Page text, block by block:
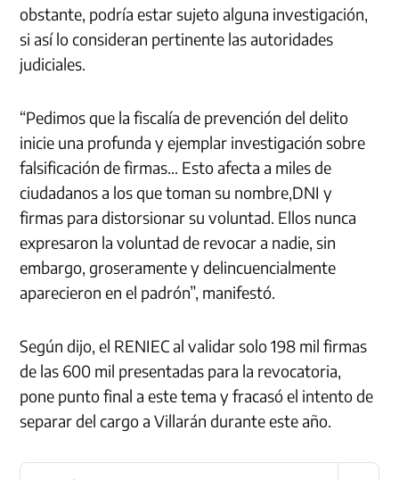
obstante, podría estar sujeto alguna investigación,
si así lo consideran pertinente las autoridades
judiciales.
“Pedimos que la fiscalía de prevención del delito
inicie una profunda y ejemplar investigación sobre
falsificación de firmas… Esto afecta a miles de
ciudadanos a los que toman su nombre, DNI y
firmas para distorsionar su voluntad. Ellos nunca
expresaron la voluntad de revocar a nadie, sin
embargo, groseramente y delincuencialmente
aparecieron en el padrón”, manifestó.
Según dijo, el RENIECal validar solo 198 mil firmas
de las 600 mil presentadas para la revocatoria,
pone punto final a este tema y fracasó el intento de
separar del cargo a Villarán durante este año.